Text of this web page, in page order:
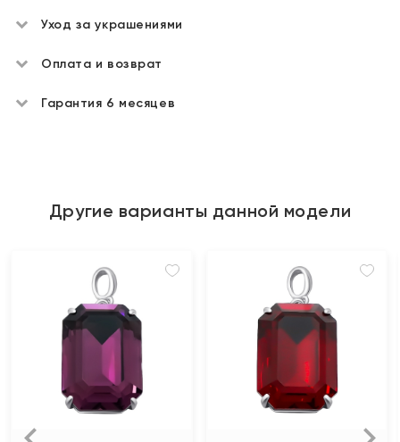
Уход за украшениями
Оплата и возврат
Гарантия 6 месяцев
Другие варианты данной модели